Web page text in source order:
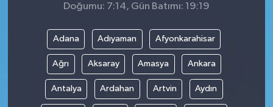
Doğumu: 7:14, Gün Batımı: 19:19
Adana Adıyaman Afyonkarahisar
Ağrı Aksaray Amasya Ankara
Antalya Ardahan Artvin Aydın